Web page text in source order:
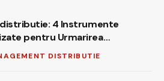
distributie: 4 Instrumente
pentru Urmarirea
DISTRIBUTIE